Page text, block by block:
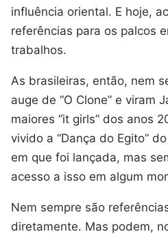
influência oriental. E hoje,
referências para os palcos
trabalhos.
As brasileiras, então, nem
auge de “O Clone” e viram
maiores “it girls” dos anos
vivido a “Dança do Egito”
em que foi lançada, mas
acesso a isso em algum
Nem sempre são
diretamente. Mas podem,